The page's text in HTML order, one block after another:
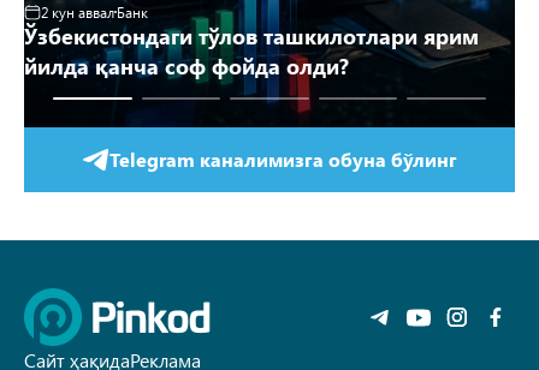
2 кун аввалБанк
Ўзбекистондаги тўлов ташкилотлари ярим
йилда қанча соф фойда олди?
Telegram каналимизга обуна бўлинг
Сайт ҳақидаРеклама